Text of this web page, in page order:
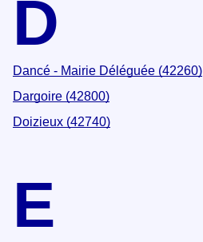
D
Dancé - Mairie Déléguée (42260)
Dargoire (42800)
Doizieux (42740)
E